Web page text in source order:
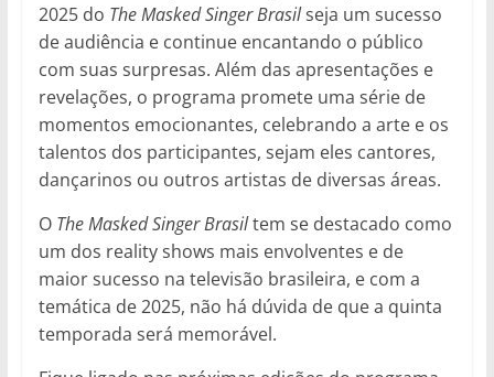
2025 do The Masked Singer Brasilseja um sucesso
de audiência e continue encantando o público
com suas surpresas. Além das apresentações e
revelações, o programa promete uma série de
momentos emocionantes, celebrando a arte e os
talentos dos participantes, sejam eles cantores,
dançarinos ou outros artistas de diversas áreas.
O The Masked Singer Brasiltem se destacado como
um dos reality shows mais envolventes e de
maior sucesso na televisão brasileira, e com a
temática de 2025, não há dúvida de que a quinta
temporada será memorável.